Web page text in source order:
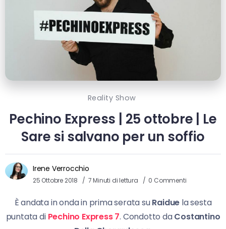
Reality Show
Pechino Express | 25 ottobre | Le
Sare si salvano per un soffio
Irene Verrocchio
25 Ottobre 2018 7 Minuti di lettura 0 Commenti
È andata in onda in prima serata suRaidue la sesta
puntata di Pechino Express 7. Condotto daCostantino